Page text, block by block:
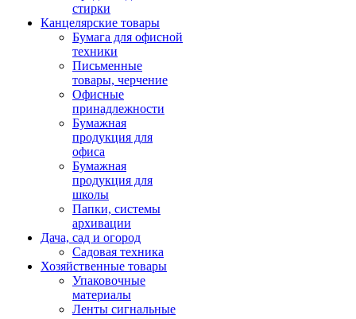
стирки
Канцелярские товары
Бумага для офисной
техники
Письменные
товары, черчение
Офисные
принадлежности
Бумажная
продукция для
офиса
Бумажная
продукция для
школы
Папки, системы
архивации
Дача, сад и огород
Садовая техника
Хозяйственные товары
Упаковочные
материалы
Ленты сигнальные